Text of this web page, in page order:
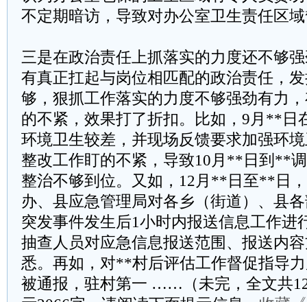
不定期暗访，导致对办公室卫生责任区
三是在政治责任上抓落实的力度还不够
有真正扛起与岗位相匹配的政治责任，
够，狠抓工作落实的力度不够强劲有力
的不紧，效果打了折扣。比如，9月**日
环境卫生较差，并现场反馈要求加强环
整改工作盯的不紧，导致10月**日到**
整治不够到位。又如，12月**日至**日
办、县应急管理局对各乡（街道）、县
突发事件发生后1小时内报送信息工作进
抽查人员对应急信息报送范围、报送内
悉。再如，对**村后评估工作督促指导
被通报，驻村第一 ……（未完，全文共